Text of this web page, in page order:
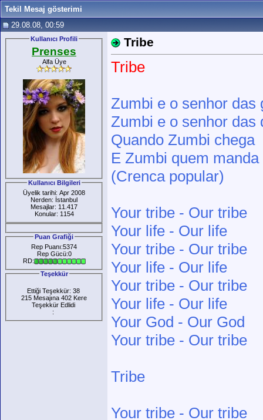
Tekil Mesaj gösterimi
29.08.08, 00:59
Kullanıcı Profili
Prenses
Alfa Üye
Kullanıcı Bilgileri
Üyelik tarihi: Apr 2008
Nerden: İstanbul
Mesajlar: 11.417
Konular: 1154
Puan Grafiği
Rep Puanı:5374
Rep Gücü:0
RD:
Teşekkür
Ettiği Teşekkür: 38
215 Mesajına 402 Kere
Teşekkür Edlidi
:
Tribe
Tribe
Zumbi e o senhor das
Zumbi e o senhor das
Quando Zumbi chega
E Zumbi quem manda
(Crenca popular)
Your tribe - Our tribe
Your life - Our life
Your tribe - Our tribe
Your life - Our life
Your tribe - Our tribe
Your life - Our life
Your God - Our God
Your tribe - Our tribe
Tribe
Your tribe - Our tribe